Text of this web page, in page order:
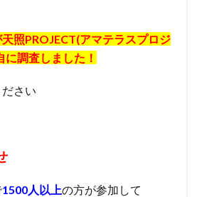
照PROJECT(アマテラスプロジ
調査しました！
さい
1500人以上の方が参加して